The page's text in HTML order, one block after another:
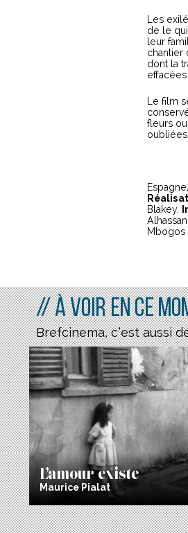
Les
de le
leur
chantier
dont la
Le film
fleurs
oubliées.
Blakey.
Mbogos
// À voir en ce
Brefcinema, c’est aussi
L’amour existe
Maurice Pialat